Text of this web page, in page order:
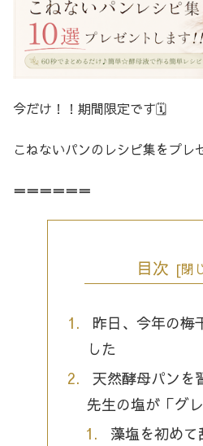
今だけ！！期間限定です🗓️
こねないパンのレシピ集をプレ
＝＝＝＝＝＝
目次
昨日、今年の梅
した
天然酵母パンを
先生の塩が「グ
藻塩を初め